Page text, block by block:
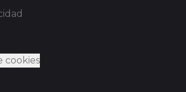
cookies